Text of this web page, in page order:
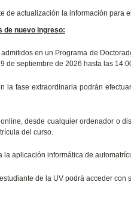
de actualización la información para
de nuevo ingreso:
en un Programa de
de septiembre de 2026 hasta las
la fase extraordinaria podrán
desde cualquier ordenador o
del curso.
la aplicación informática de
de la UV podrá acceder